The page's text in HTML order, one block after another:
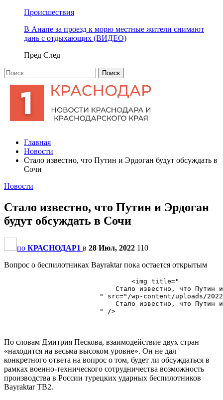
Происшествия
В Анапе за проезд к морю местные жители снимают
дань с отдыхающих (ВИДЕО)
Пред След
Главная
Новости
Стало известно, что Путин и Эрдоган будут обсуждать в
Сочи
Новости
Стало известно, что Путин и Эрдоган
будут обсуждать в Сочи
по КРАСНОДАР1 в 28 Июл, 2022 110
Вопрос о беспилотниках Bayraktar пока остается открытым
                                <img title="
Стало известно, что Путин
" src="/wp-content/uploads/
Стало известно, что Путин
                        " />
По словам Дмитрия Пескова, взаимодействие двух стран
«находится на весьма высоком уровне». Он не дал
конкретного ответа на вопрос о том, будет ли обсуждаться в
рамках военно-технического сотрудничества возможность
производства в России турецких ударных беспилотников
Bayraktar TB2.